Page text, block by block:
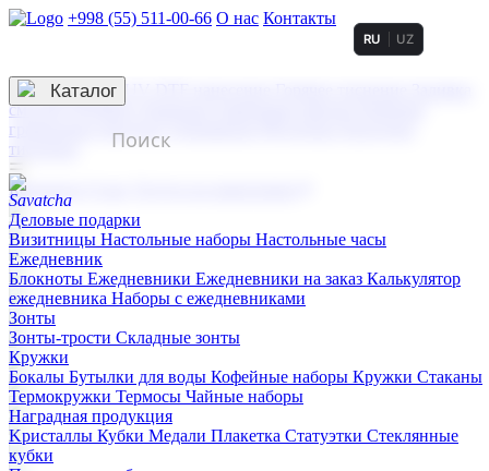
+998 (55) 511-00-66 О нас Контакты
3D гравировка
смолой (Doming)
гравировка твердая
тиснение
RU UZ
☰
Контакты
Каталог
Деловые подарки
Визитницы Настольные наборы Настольные часы
Ежедневник
Блокноты Ежедневники Ежедневники на заказ Калькулятор
ежедневника Наборы с ежедневниками
Зонты
Зонты-трости Складные зонты
Кружки
Бокалы Бутылки для воды Кофейные наборы Кружки Стаканы
Термокружки Термосы Чайные наборы
Наградная продукция
Kристаллы Кубки Медали Плакетка Статуэтки Стеклянные
кубки